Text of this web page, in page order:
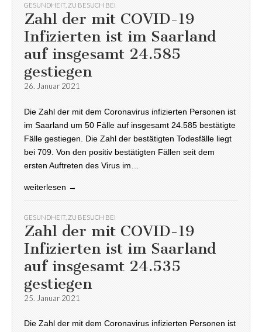
GESUNDHEIT, ZU BESUCH BEI
Zahl der mit COVID-19
Infizierten ist im Saarland
auf insgesamt 24.585
gestiegen
26. Januar 2021
Die Zahl der mit dem Coronavirus infizierten Personen ist
im Saarland um 50 Fälle auf insgesamt 24.585 bestätigte
Fälle gestiegen. Die Zahl der bestätigten Todesfälle liegt
bei 709. Von den positiv bestätigten Fällen seit dem
ersten Auftreten des Virus im…
weiterlesen →
GESUNDHEIT, ZU BESUCH BEI
Zahl der mit COVID-19
Infizierten ist im Saarland
auf insgesamt 24.535
gestiegen
25. Januar 2021
Die Zahl der mit dem Coronavirus infizierten Personen ist